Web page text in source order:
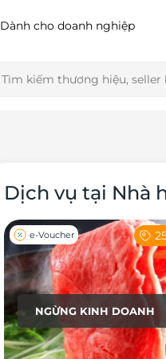
Dành cho doanh nghiệp
Dịch vụ tại Nhà
NGỪNG KINH DOANH
e-Voucher